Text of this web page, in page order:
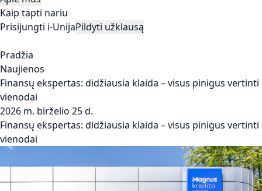
Kaip tapti nariu
Prisijungti i-UnijaPildyti užklausą
Pradžia
Naujienos
Finansų ekspertas: didžiausia klaida – visus pinigus vertinti
vienodai
2026 m. birželio 25 d.
Finansų ekspertas: didžiausia klaida – visus pinigus vertinti
vienodai